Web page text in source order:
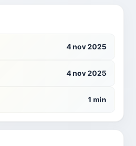
4 nov 2025
4 nov 2025
1 min